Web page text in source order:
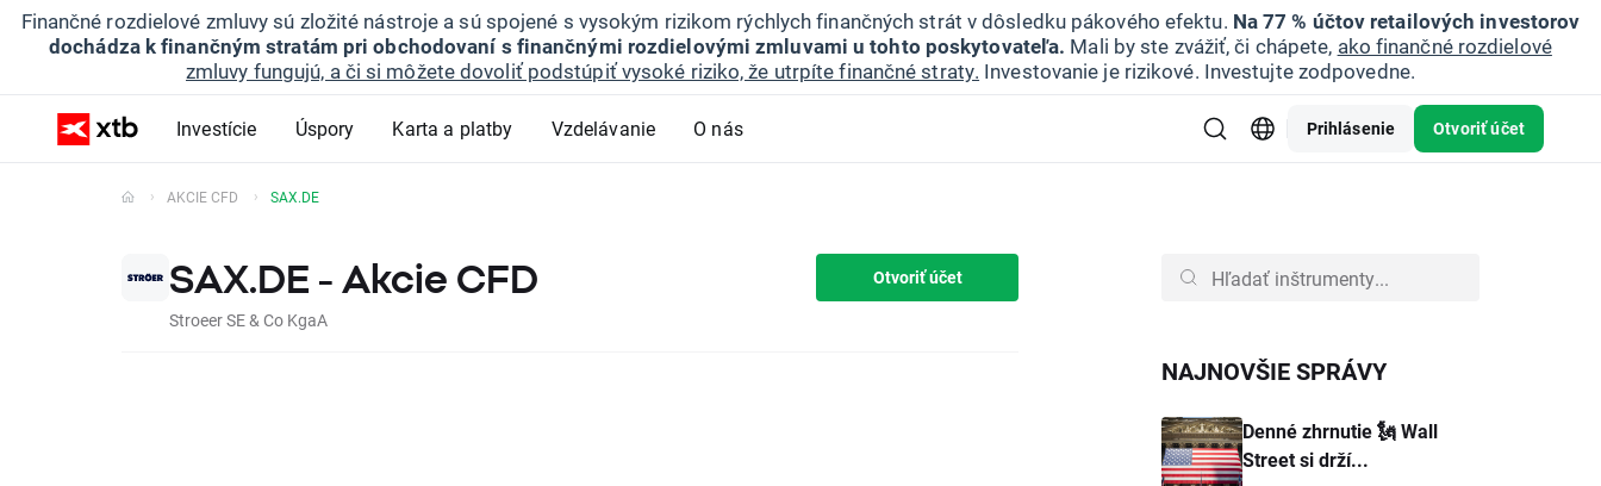
Finančné rozdielové zmluvy sú zložité nástroje a sú spojené s vysokým rizikom rýchlych finančných strát v dôsledku pákového efektu. Na 77 % účtov retailových investorov
dochádza k finančným stratám pri obchodovaní s finančnými rozdielovými zmluvami u tohto poskytovateľa. Mali by ste zvážiť, či chápete, ako finančné rozdielové
zmluvy fungujú, a či si môžete dovoliť podstúpiť vysoké riziko, že utrpíte finančné straty. Investovanie je rizikové. Investujte zodpovedne.
Investície Úspory Karta a platby Vzdelávanie O nás Prihlásenie Otvoriť účet
AKCIE CFD SAX.DE
SAX.DE - Akcie CFD
Stroeer SE & Co KgaA
Otvoriť účet
NAJNOVŠIE SPRÁVY
Denné zhrnutie 🗽 Wall
Street si drží...